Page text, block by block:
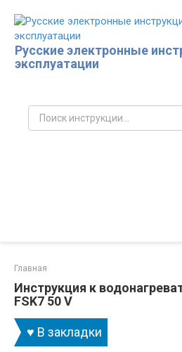
контенту
Русские электронные
эксплуатации
Поиск:
Главная
Инструкция к
FSK7 50 V
♥ В закладки